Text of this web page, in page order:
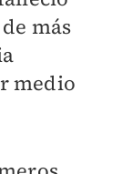
más
medio